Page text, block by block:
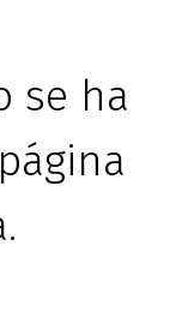
se ha